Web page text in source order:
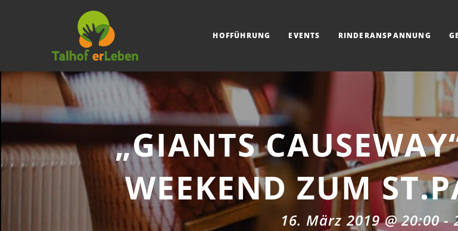
HOFFÜHRUNG EVENTS RINDERANSPANNUNG
„GIANTS
WEEKEND ZUM
16. März 2019 @ 20:00-